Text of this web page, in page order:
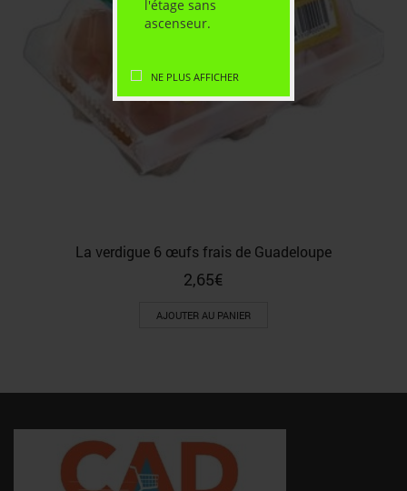
l'étage sans
ascenseur.
NE PLUS AFFICHER
La verdigue 6 œufs frais de Guadeloupe
2,65€
AJOUTER AU PANIER